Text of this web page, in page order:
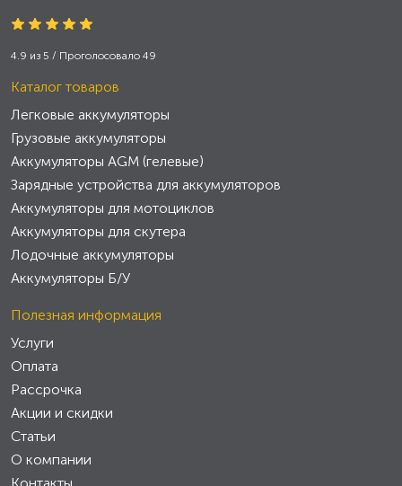
4.9 из 5 / Проголосовало 49
Каталог товаров
Легковые аккумуляторы
Грузовые аккумуляторы
Аккумуляторы AGM (гелевые)
Зарядные устройства для аккумуляторов
Аккумуляторы для мотоциклов
Аккумуляторы для скутера
Лодочные аккумуляторы
Аккумуляторы Б/У
Полезная информация
Услуги
Оплата
Рассрочка
Акции и скидки
Статьи
О компании